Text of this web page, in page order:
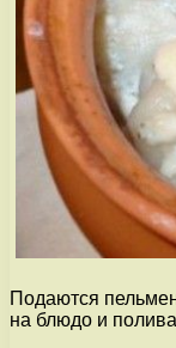
Подаются
на блюдо и